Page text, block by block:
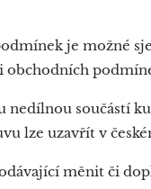
je možné
obchodních
nedílnou součástí
lze uzavřít v
měnit či